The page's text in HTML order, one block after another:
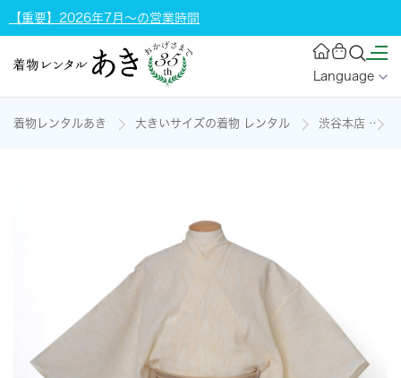
【重要】2026年7月～の営業時間
Language
着物レンタルあき 大きいサイズの着物 レンタル 渋谷本店